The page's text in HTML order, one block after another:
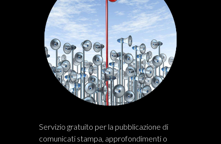
Servizio gratuito per la pubblicazione di
comunicati stampa, approfondimenti o